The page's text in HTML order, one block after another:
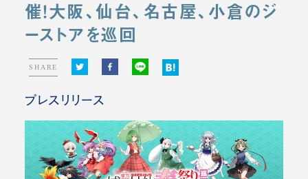
催！大阪、仙台、名古屋、小倉のジ
ーストアを巡回
SHARE
プレスリリース